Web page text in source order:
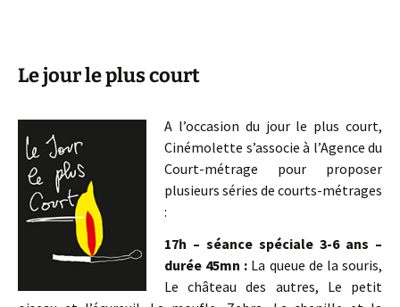
Le jour le plus court
A l’occasion du jour le plus court,
Cinémolette s’associe à l’Agence du
Court-métrage pour proposer
plusieurs séries de courts-métrages
:
17h – séance spéciale 3-6 ans –
durée 45mn : La queue de la souris,
Le château des autres, Le petit